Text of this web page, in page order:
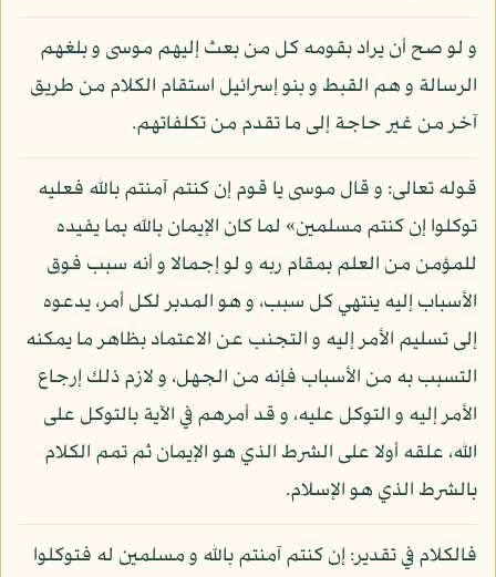
و لو صح أن يراد بقومه كل من بعث إليهم موسى و بلغهم
الرسالة و هم القبط و بنو إسرائيل استقام الكلام من طريق
آخر من غير حاجة إلى ما تقدم من تكلفاتهم.
قوله تعالى: و قال موسى يا قوم إن كنتم آمنتم بالله فعليه
توكلوا إن كنتم مسلمين» لما كان الإيمان بالله بما يفيده
للمؤمن من العلم بمقام ربه و لو إجمالا و أنه سبب فوق
الأسباب إليه ينتهي كل سبب، و هو المدبر لكل أمر، يدعوه
إلى تسليم الأمر إليه و التجنب عن الاعتماد بظاهر ما يمكنه
التسبب به من الأسباب فإنه من الجهل، و لازم ذلك إرجاع
الأمر إليه و التوكل عليه، و قد أمرهم في الآية بالتوكل على
الله، علقه أولا على الشرط الذي هو الإيمان ثم تمم الكلام
بالشرط الذي هو الإسلام.
فالكلام في تقدير: إن كنتم آمنتم بالله و مسلمين له فتوكلوا